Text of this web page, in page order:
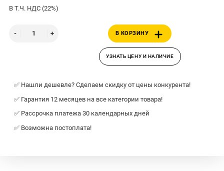
В Т.Ч. НДС (22%)
В КОРЗИНУ
УЗНАТЬ ЦЕНУ И НАЛИЧИЕ
✅ Нашли дешевле? Сделаем скидку от цены конкурента!
✅ Гарантия 12 месяцев на все категории товара!
✅ Рассрочка платежа 30 календарных дней
✅ Возможна постоплата!